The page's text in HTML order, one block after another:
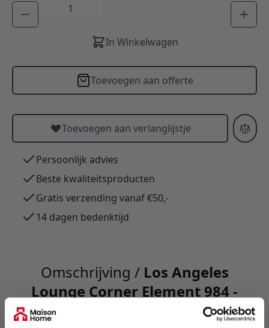
Aantal
In Winkelwagen
Toevoegen aan offerte
Toevoegen aan verlanglijstje
Persoonlijk advies
Beste kwaliteitsproducten
Gratis verzending vanaf €50,-
14 dagen bedenktijd
Omschrijving / Los Angeles
Lounge Corner Element 984 -